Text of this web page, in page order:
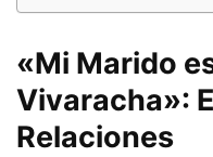
«Mi Marido
Vivaracha»:
Relaciones